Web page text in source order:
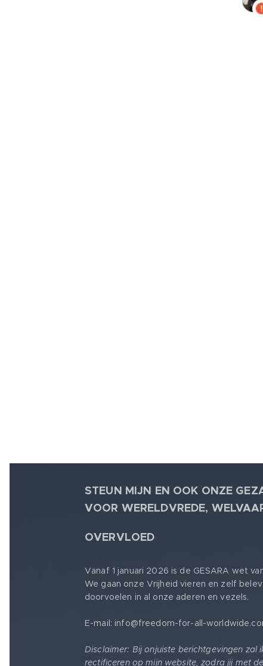
STEUN MIJN EN OOK ONZE
VOOR WERELDVREDE,
OVERVLOED
Vanaf 1 januari 2026 is de GESARA wet
We gaan onze Vrijheid vieren en zelf
doorvoelen in al onze aderen en vezels.
E-mail: info@freedom-for-all-
Disclaimer: Bij onjuiste berichtgevingen zal
rectificeren op mijn website, zodra jij met